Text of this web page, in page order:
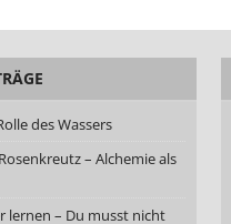
des Wassers
– Alchemie als
lernen – Du musst nicht